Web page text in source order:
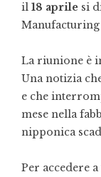
il 18 aprile si
Manufacturing
La riunione è
Una notizia
e che
mese nella
nipponica
Per accedere